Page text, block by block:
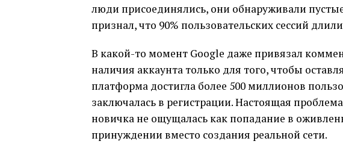
люди присоединялись, они обнаруживали
признал, что 90% пользовательских сессий
В какой-то момент Google даже привязал
наличия аккаунта только для того, чтобы
платформа достигла более 500 миллионов
заключалась в регистрации. Настоящая
новичка не ощущалась как попадание в
принуждении вместо создания реальной сети.